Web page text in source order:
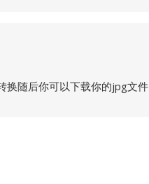
换随后你可以下载你的jpg文件